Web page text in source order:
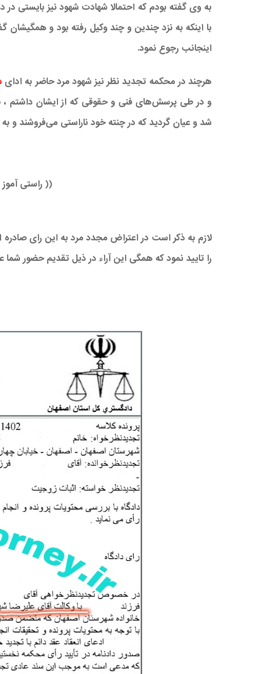
به وی گفته بودم که احتمالا شهادت شهود نیز بایستی
با اینکه به نزد چندین و چند وکیل رفته بود و همگیشان
اینجانب رجوع نمود.
هرچند در محکمه تجدید نظر نیز شهود مرد حاضر به ادای
و در طی پرسش‌های فنی و حقوقی که از ایشان داشتم
شد و عیان گردید که در چنته خود ناراستی می‌فروشند و
(( راستی
لازم به ذکر است در اعتراض مجدد مرد به این رای
را تایید نمود که همگی این آراء در ذیل تقدیم حضور شما